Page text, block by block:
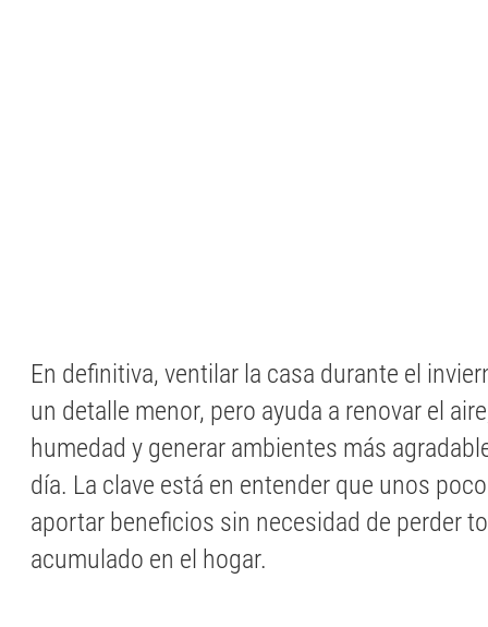
En definitiva, ventilar la casa durante el
un detalle menor, pero ayuda a renovar el
humedad y generar ambientes más
día. La clave está en entender que unos
aportar beneficios sin necesidad de perder
acumulado en el hogar.